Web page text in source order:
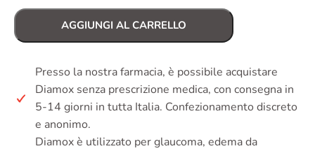
AGGIUNGI AL CARRELLO
Presso la nostra farmacia, è possibile acquistare
Diamox senza prescrizione medica, con consegna in
5-14 giorni in tutta Italia. Confezionamento discreto
e anonimo.
Diamox è utilizzato per glaucoma, edema da